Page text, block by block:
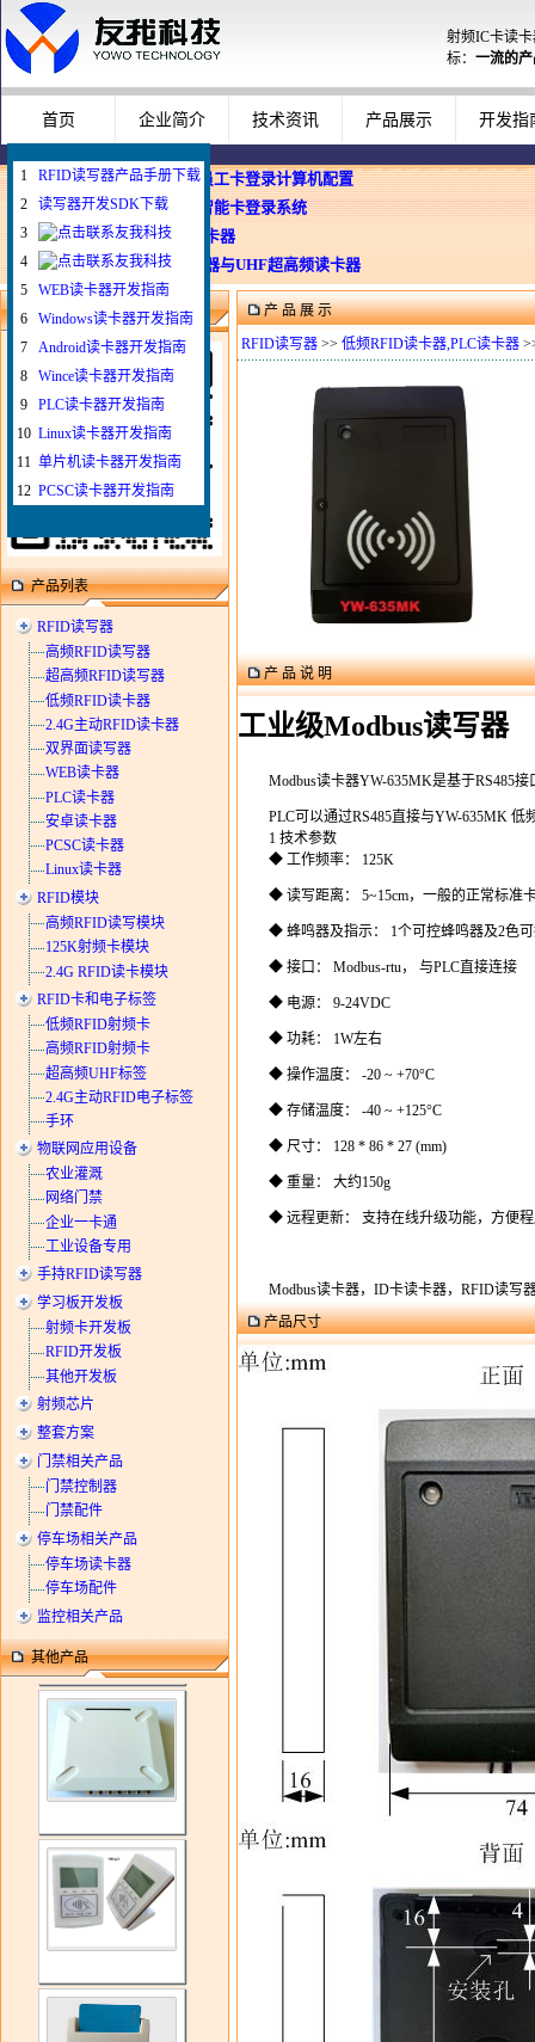
射频IC卡读
标： 一流的
首页 企业简介 技术资讯 产品展示 开发指
企业使用员工卡登录计算机配置
Windows智能卡登录系统
WEB与发卡器
WEB浏览器与UHF超高频读卡器
微信扫一扫联系我
产品列表
RFID读写器
高频RFID读写器
超高频RFID读写器
低频RFID读卡器
2.4G主动RFID读卡器
双界面读写器
WEB读卡器
PLC读卡器
安卓读卡器
PCSC读卡器
Linux读卡器
RFID模块
高频RFID读写模块
125K射频卡模块
2.4G RFID读卡模块
RFID卡和电子标签
低频RFID射频卡
高频RFID射频卡
超高频UHF标签
2.4G主动RFID电子标签
手环
物联网应用设备
农业灌溉
网络门禁
企业一卡通
工业设备专用
手持RFID读写器
学习板开发板
射频卡开发板
RFID开发板
其他开发板
射频芯片
整套方案
门禁相关产品
门禁控制器
门禁配件
停车场相关产品
停车场读卡器
停车场配件
监控相关产品
其他产品
产 品 展 示
RFID读写器 >> 低频RFID读卡器,PLC读卡器
产 品 说 明
工业级Modbus读写器
Modbus读卡器YW-635MK是基于RS485
PLC可以通过RS485直接与YW-635MK
1 技术参数
◆ 工作频率： 125K
◆ 读写距离： 5~15cm，一般的正常标准
◆ 蜂鸣器及指示： 1个可控蜂鸣器及2色
◆ 接口： Modbus-rtu， 与PLC直接连接
◆ 电源： 9-24VDC
◆ 功耗： 1W左右
◆ 操作温度： -20 ~ +70°C
◆ 存储温度： -40 ~ +125°C
◆ 尺寸： 128 * 86 * 27 (mm)
◆ 重量： 大约150g
◆ 远程更新： 支持在线升级功能，方便
Modbus读卡器，ID卡读卡器，RFID读写
产品尺寸
1
RFID读写器产品手册下载
2
读写器开发SDK下载
3
4
5
WEB读卡器开发指南
6
Windows读卡器开发指南
7
Android读卡器开发指南
8
Wince读卡器开发指南
9
PLC读卡器开发指南
10 Linux读卡器开发指南
11 单片机读卡器开发指南
12 PCSC读卡器开发指南